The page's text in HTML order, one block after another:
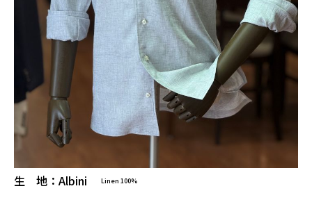
生 地：Albini Linen 100%